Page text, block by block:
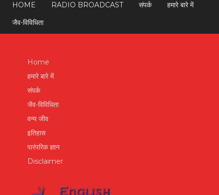
HOME RADIO BROADCAST संपर्क
हमारे बारे में
जैव-विविधिता
Home
हमारे बारे में
संपर्क
जैव-विविधिता
वन्य जीव
इतिहास
पारंपरिक ज्ञान
Disclaimer